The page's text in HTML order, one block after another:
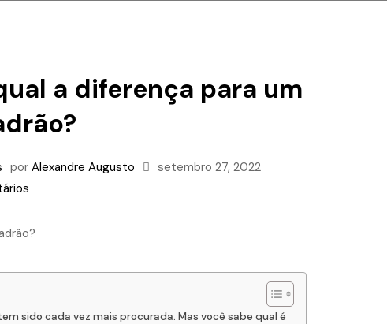
a diferença para um
por Alexandre Augusto
setembro 27, 2022
sido cada vez mais procurada. Mas você sabe qual é